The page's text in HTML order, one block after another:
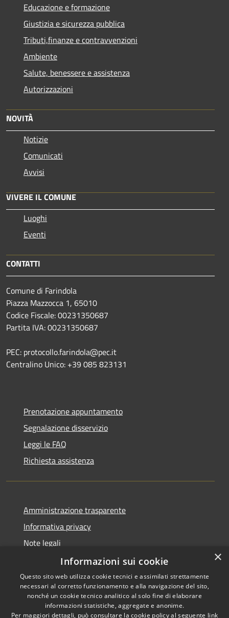
Educazione e formazione
Giustizia e sicurezza pubblica
Tributi,finanze e contravvenzioni
Ambiente
Salute, benessere e assistenza
Autorizzazioni
NOVITÀ
Notizie
Comunicati
Avvisi
VIVERE IL COMUNE
Luoghi
Eventi
CONTATTI
Comune di Farindola
Piazza Mazzocca 1, 65010
Codice Fiscale: 00231350687
Partita IVA: 00231350687
PEC: protocollo.farindola@pec.it
Centralino Unico: +39 085 823131
Prenotazione appuntamento
Segnalazione disservizio
Leggi le FAQ
Richiesta assistenza
Amministrazione trasparente
Informativa privacy
Note legali
Dichiarazione di accessibilità
RSS
Copyright © 2026 • Comune di
×
Informazioni sui cookie
Questo sito web utilizza cookie tecnici e assimilati strettamente
necessari al corretto funzionamento e alla navigazione del sito,
nonché un cookie tecnico analitico al solo fine di elaborare
informazioni statistiche, aggregate e anonime.
Per maggiori dettagli, può consultare la cookie policy al seguente link